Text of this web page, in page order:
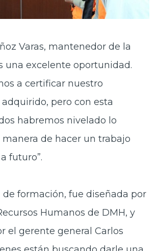
Varas, mantenedor de la
una excelente oportunidad.
a certificar nuestro
pero con esta
habremos nivelado lo
de hacer un trabajo
futuro”.
de formación, fue diseñada por
Humanos de DMH, y
el gerente general Carlos